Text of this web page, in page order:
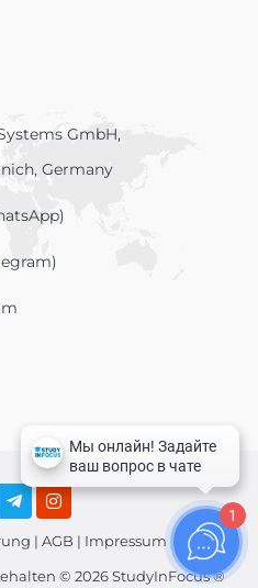
GmbH,
Germany
| AGB | Impressum
© 2026 StudyInFocus ®
1